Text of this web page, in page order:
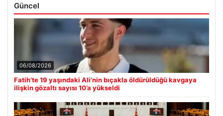
Güncel
06/08/2026
Fatih’te 19 yaşındaki Ali’nin bıçakla öldürüldüğü kavgaya
ilişkin gözaltı sayısı 10’a yükseldi